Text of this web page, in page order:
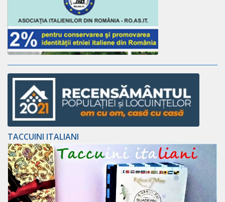
TACCUINI ITALIANI